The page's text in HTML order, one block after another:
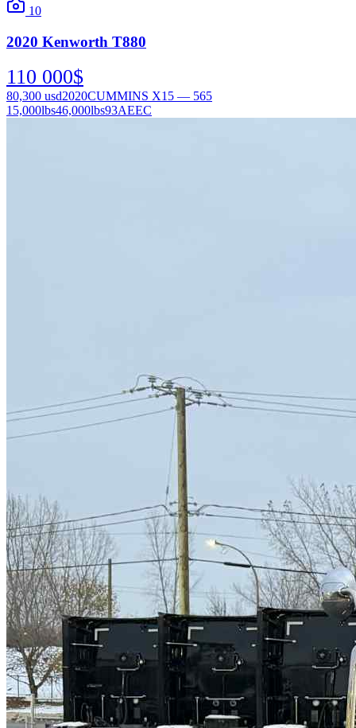
10
2020 Kenworth T880
110 000$
80,300 usd2020CUMMINS X15 — 565
15,000lbs46,000lbs93AEEC